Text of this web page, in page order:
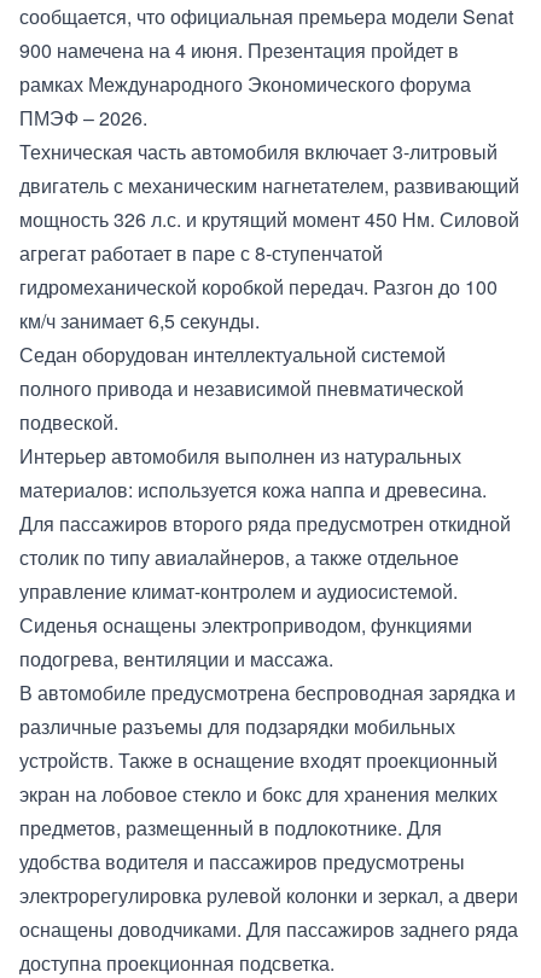
сообщается, что официальная премьера модели Senat
900 намечена на 4 июня. Презентация пройдет в
рамках Международного Экономического форума
ПМЭФ – 2026.
Техническая часть автомобиля включает 3-литровый
двигатель с механическим нагнетателем, развивающий
мощность 326 л.с. и крутящий момент 450 Нм. Силовой
агрегат работает в паре с 8-ступенчатой
гидромеханической коробкой передач. Разгон до 100
км/ч занимает 6,5 секунды.
Седан оборудован интеллектуальной системой
полного привода и независимой пневматической
подвеской.
Интерьер автомобиля выполнен из натуральных
материалов: используется кожа наппа и древесина.
Для пассажиров второго ряда предусмотрен откидной
столик по типу авиалайнеров, а также отдельное
управление климат-контролем и аудиосистемой.
Сиденья оснащены электроприводом, функциями
подогрева, вентиляции и массажа.
В автомобиле предусмотрена беспроводная зарядка и
различные разъемы для подзарядки мобильных
устройств. Также в оснащение входят проекционный
экран на лобовое стекло и бокс для хранения мелких
предметов, размещенный в подлокотнике. Для
удобства водителя и пассажиров предусмотрены
электрорегулировка рулевой колонки и зеркал, а двери
оснащены доводчиками. Для пассажиров заднего ряда
доступна проекционная подсветка.